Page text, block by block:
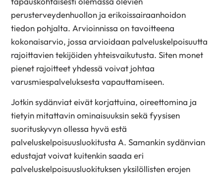
perusterveydenhuollon ja erikoissairaanhoidon
tiedon pohjalta. Arvioinnissa on tavoitteena
kokonaisarvio, jossa arvioidaan palveluskelpoisuutta
rajoittavien tekijöiden yhteisvaikutusta. Siten monet
pienet rajoitteet yhdessä voivat johtaa
varusmiespalveluksesta vapauttamiseen.
Jotkin sydänviat eivät korjattuina, oireettomina ja
tietyin mitattavin ominaisuuksin sekä fyysisen
suorituskyvyn ollessa hyvä estä
palveluskelpoisuusluokitusta A. Samankin sydänvian
edustajat voivat kuitenkin saada eri
palveluskelpoisuusluokituksen yksilöllisten erojen